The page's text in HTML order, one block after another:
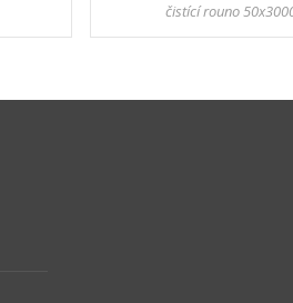
čistící rouno